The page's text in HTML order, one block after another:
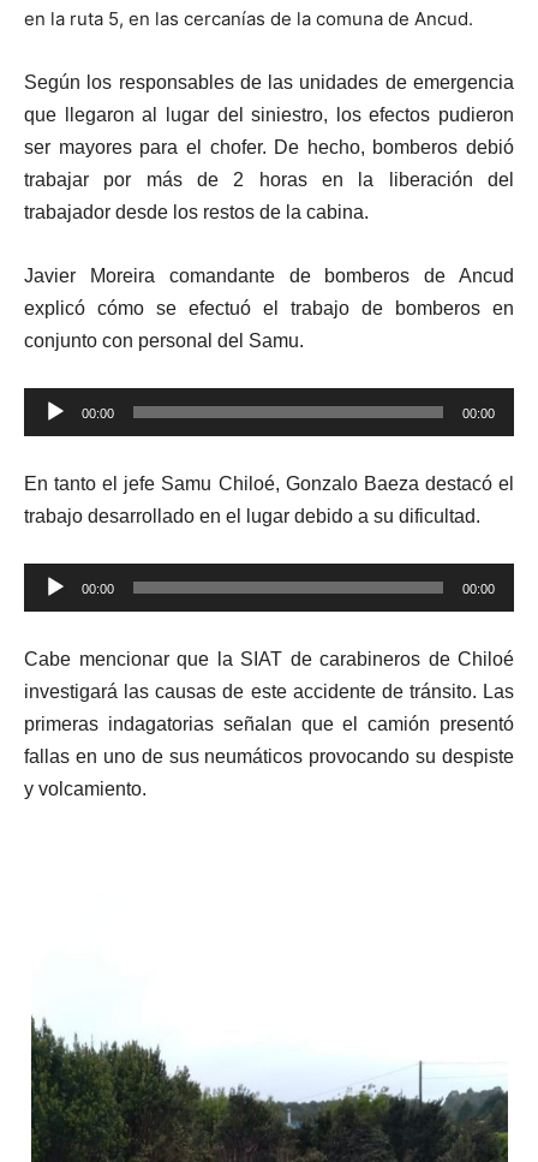
en la ruta 5, en las cercanías de la comuna de Ancud.
Según los responsables de las unidades de emergencia
que llegaron al lugar del siniestro, los efectos pudieron
ser mayores para el chofer. De hecho, bomberos debió
trabajar por más de 2 horas en la liberación del
trabajador desde los restos de la cabina.
Javier Moreira comandante de bomberos de Ancud
explicó cómo se efectuó el trabajo de bomberos en
conjunto con personal del Samu.
Reproductor
de
00:00 00:00
En tanto el jefe Samu Chiloé, Gonzalo Baeza destacó el
trabajo desarrollado en el lugar debido a su dificultad.
Reproductor
de
00:00 00:00
Cabe mencionar que la SIAT de carabineros de Chiloé
investigará las causas de este accidente de tránsito. Las
primeras indagatorias señalan que el camión presentó
fallas en uno de sus neumáticos provocando su despiste
y volcamiento.